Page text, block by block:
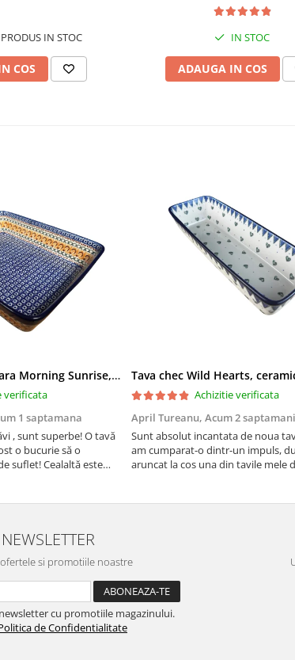
IN STOC
COS
IN STOC
ADAUGA IN COS
Tava dreptunghiulara Morning Sunrise, ceramica smaltuita, pictata manual, 27,0 X 32, 5 cm
verificata
1 saptamana
, sunt superbe! O tavă
o bucurie să o
suflet! Cealaltă este
Achizitie verificata
April Tureanu, Acum 2 saptamani
Sunt absolut incantata de noua
am cumparat-o dintr-un impuls,
aruncat la cos una din tavile mele
plus este tare frumoasa, o ...
NEWSLETTER
si promotiile noastre
cu promotiile magazinului.
de Confidentialitate